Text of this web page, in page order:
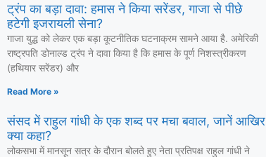
ट्रंप का बड़ा दावा: हमास ने किया सरेंडर, गाजा से पीछे
हटेगी इजरायली सेना?
गाजा युद्ध को लेकर एक बड़ा कूटनीतिक घटनाक्रम सामने आया है. अमेरिकी
राष्ट्रपति डोनाल्ड ट्रंप ने दावा किया है कि हमास के पूर्ण निशस्त्रीकरण
(हथियार सरेंडर) और
Read More »
संसद में राहुल गांधी के एक शब्द पर मचा बवाल, जानें आखिर
क्या कहा?
लोकसभा में मानसून सत्र के दौरान बोलते हुए नेता प्रतिपक्ष राहुल गांधी ने